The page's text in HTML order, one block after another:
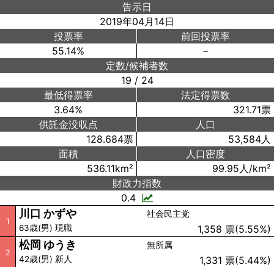
告示日
投票率 前回投票率
定数/候補者数
2019年04月14日
55.14% －
19 / 24
最低得票率
人口
面積 人口密度
3.64%
53,584人
536.11km²
99.95人/km²
財政力指数
0.4
法定得票数
321.71票
供託金没収点
128.684票
1
川口 かずや
63歳(男) 現職
社会民主党
1,358 票(5.55%)
2
松岡 ゆうき
42歳(男) 新人
無所属
1,331 票(5.44%)